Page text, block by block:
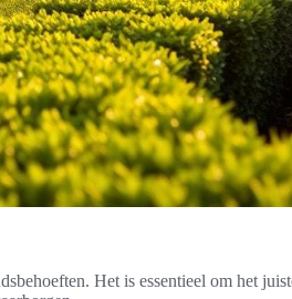
Het is essentieel om het